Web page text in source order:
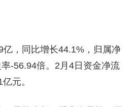
，同比增长44.1%，归属净
-56.94倍。2月4日资金净流
元。